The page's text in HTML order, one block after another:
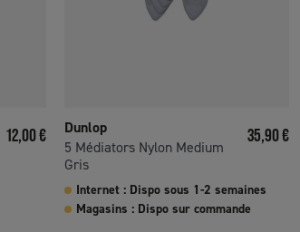
Prix
12,00 €
Dunlop
5 Médiators Nylon Medium
Gris
Prix
35,90 €
Internet : Dispo sous 1-2 semaines
Magasins : Dispo sur commande